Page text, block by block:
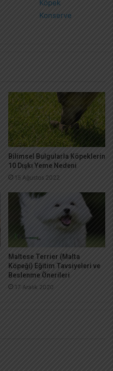
Köpek
Konserve
Bilimsel Bulgularla Köpeklerin
10 Dışkı Yeme Nedeni
15 Ağustos 2022
Maltese Terrier (Malta
Köpeği) Eğitim Tavsiyeleri ve
Beslenme Önerileri
17 Aralık 2020